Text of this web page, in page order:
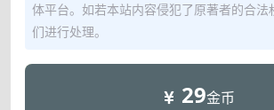
体平台。如若本站内容侵犯了原著者的合法
们进行处理。
29金币